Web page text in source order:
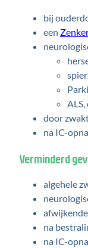
bij
een
ALS,
door
na IC-
Verminderd
algehele
na
na IC-